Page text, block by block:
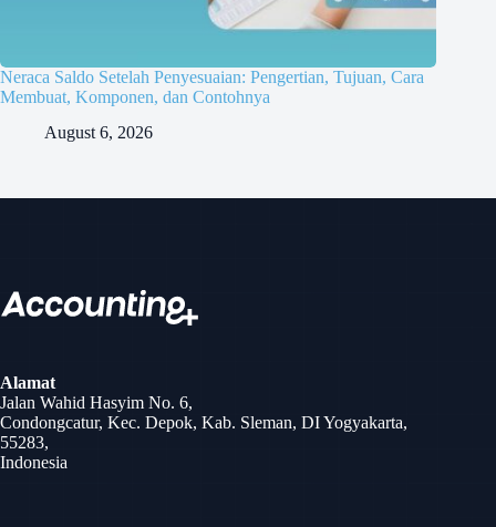
Neraca Saldo Setelah Penyesuaian: Pengertian, Tujuan, Cara
Membuat, Komponen, dan Contohnya
August 6, 2026
Alamat
Jalan Wahid Hasyim No. 6,
Condongcatur, Kec. Depok, Kab. Sleman, DI Yogyakarta,
55283,
Indonesia